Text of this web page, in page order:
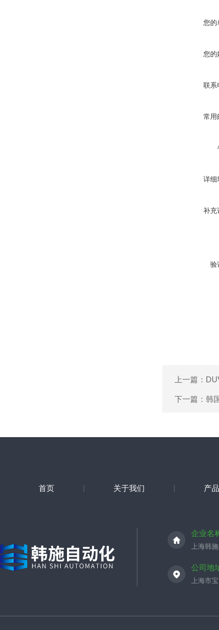
您的
您的
联系
常用
详细
补充
验
上一篇：
下一篇： 韩
首页 关于我们 产
企业名
上海韩
公司地
上海市